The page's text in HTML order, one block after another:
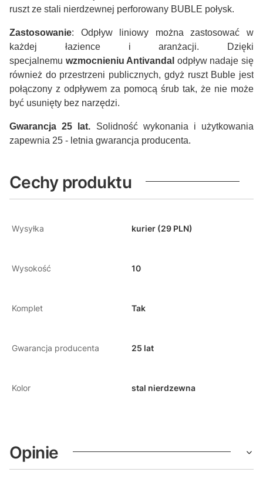
ruszt ze stali nierdzewnej perforowany BUBLE połysk.
Zastosowanie: Odpływ liniowy można zastosować w
każdej łazience i aranżacji. Dzięki
specjalnemu wzmocnieniu Antivandal odpływ nadaje się
również do przestrzeni publicznych, gdyż ruszt Buble jest
połączony z odpływem za pomocą śrub tak, że nie może
być usunięty bez narzędzi.
Gwarancja 25 lat. Solidność wykonania i użytkowania
zapewnia 25 - letnia gwarancja producenta.
Cechy produktu
Wysyłka kurier (29 PLN)
Wysokość 10
Komplet Tak
Gwarancja producenta 25 lat
Kolor stal nierdzewna
Opinie